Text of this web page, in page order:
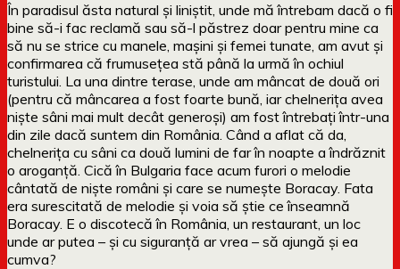
În paradisul ăsta natural și liniștit, unde mă întrebam dacă o fi
bine să-i fac reclamă sau să-l păstrez doar pentru mine ca
să nu se strice cu manele, mașini și femei tunate, am avut și
confirmarea că frumusețea stă până la urmă în ochiul
turistului. La una dintre terase, unde am mâncat de două ori
(pentru că mâncarea a fost foarte bună, iar chelnerița avea
niște sâni mai mult decât generoși) am fost întrebați într-una
din zile dacă suntem din România. Când a aflat că da,
chelnerița cu sâni ca două lumini de far în noapte a îndrăznit
o aroganță. Cică în Bulgaria face acum furori o melodie
cântată de niște români și care se numește Boracay. Fata
era surescitată de melodie și voia să știe ce înseamnă
Boracay. E o discotecă în România, un restaurant, un loc
unde ar putea – și cu siguranță ar vrea – să ajungă și ea
cumva?